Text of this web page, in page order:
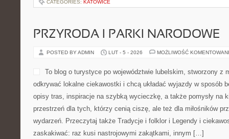
CATEGORIES: KATOWICE
PRZYRODA I PARKI NARODOWE
POSTED BY ADMIN LUT - 5 - 2026 MOŻLIWOŚĆ
To blog o turystyce po województwie lubelskim, stworzony z
odkrywać lokalne ciekawostki i chcą układać wyjazdy w sposób
opisy tras, inspiracje na szybką wycieczkę, a także pomysły na
przestrzeń dla tych, którzy cenią ciszę, ale też dla miłośników
wydarzeń. Przeczytaj także Tradycje i folklor i Legendy i
zaskakiwać: raz kusi nastrojowymi zakątkami, innym […]